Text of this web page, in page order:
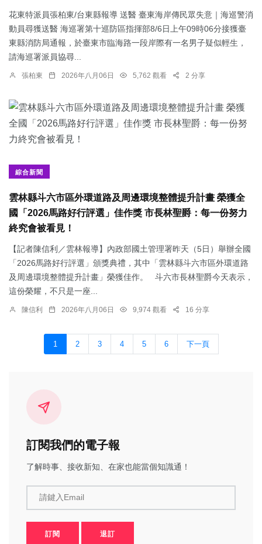
花東特派員張柏東/台東縣報導 送醫 臺東海岸傳民眾失意｜海巡警消
動員尋獲送醫 海巡署第十巡防區指揮部8/6日上午09時06分接獲臺
東縣消防局通報，於臺東市臨海路一段岸際有一名男子疑似輕生，
請海巡署派員協尋...
張柏東 2026年八月06日 5,762 觀看 2 分享
綜合新聞
雲林縣斗六市區外環道路及周邊環境整體提升計畫 榮獲全
國「2026馬路好行評選」佳作獎 市長林聖爵：每一份努力
終究會被看見！
【記者陳信利／雲林報導】內政部國土管理署昨天（5日）舉辦全國
「2026馬路好行評選」頒獎典禮，其中「雲林縣斗六市區外環道路
及周邊環境整體提升計畫」榮獲佳作。 斗六市長林聖爵今天表示，
這份榮耀，不只是一座...
陳信利 2026年八月06日 9,974 觀看 16 分享
1 2 3 4 5 6 下一頁
訂閱我們的電子報
了解時事、接收新知、在家也能當個知識通！
請鍵入Email
訂閱 退訂